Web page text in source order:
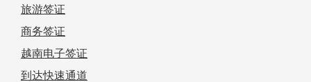
旅游签证
商务签证
越南电子签证
到达快速通道